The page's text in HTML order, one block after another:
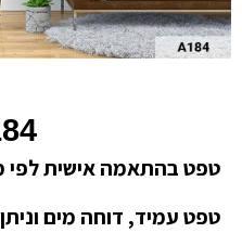
טפט בהתאמה אישית לפי
טפט עמיד, דוחה מים